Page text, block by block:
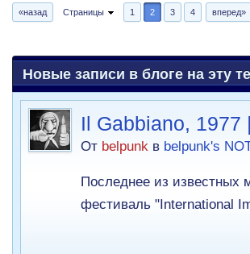
«назад Страницы 1 2 3 4 вперед»
Новые записи в блоге на эту
Il Gabbiano, 1977
От belpunk в belpunk's
Последнее из известных
фестиваль "International